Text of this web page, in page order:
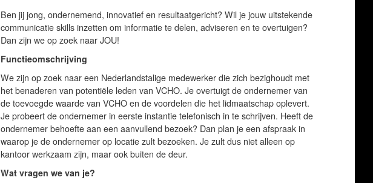
Ben jij jong, ondernemend, innovatief en resultaatgericht? Wil je jouw uitstekende
communicatie skills inzetten om informatie te delen, adviseren en te overtuigen?
Dan zijn we op zoek naar JOU!
Functieomschrijving
We zijn op zoek naar een Nederlandstalige medewerker die zich bezighoudt met
het benaderen van potentiële leden van VCHO. Je overtuigt de ondernemer van
de toevoegde waarde van VCHO en de voordelen die het lidmaatschap oplevert.
Je probeert de ondernemer in eerste instantie telefonisch in te schrijven. Heeft de
ondernemer behoefte aan een aanvullend bezoek? Dan plan je een afspraak in
waarop je de ondernemer op locatie zult bezoeken. Je zult dus niet alleen op
kantoor werkzaam zijn, maar ook buiten de deur.
Wat vragen we van je?